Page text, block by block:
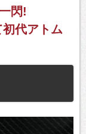
閃!
代アトム